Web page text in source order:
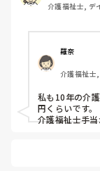
基本給は14万円
介護福祉士の資
かなりの薄給だ
宿直手当てがあ
10万円いくかい
田舎の社会福祉
あたりまえの様
介護福祉士, デ
羅奈
介護福祉士
私も10年の介
円くらいです。
介護福祉士手